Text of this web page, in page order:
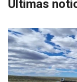
Últimas